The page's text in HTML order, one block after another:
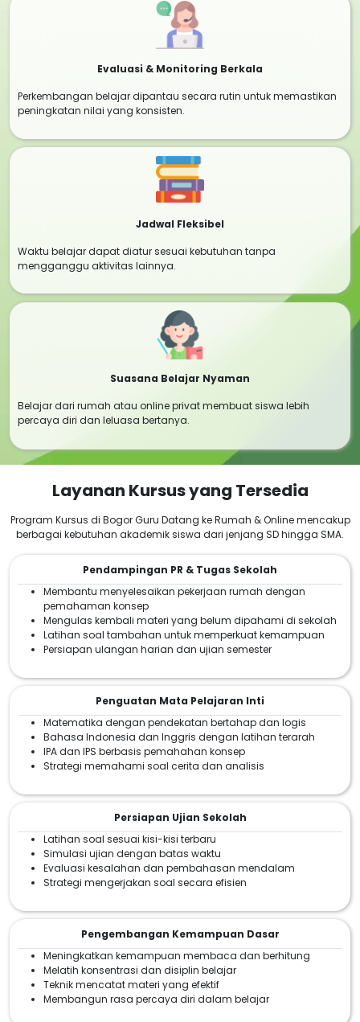
Evaluasi & Monitoring Berkala
Perkembangan belajar dipantau secara rutin untuk memastikan
peningkatan nilai yang konsisten.
Jadwal Fleksibel
Waktu belajar dapat diatur sesuai kebutuhan tanpa
mengganggu aktivitas lainnya.
Suasana Belajar Nyaman
Belajar dari rumah atau online privat membuat siswa lebih
percaya diri dan leluasa bertanya.
Layanan Kursus yang Tersedia
Program Kursus di Bogor Guru Datang ke Rumah & Online mencakup
berbagai kebutuhan akademik siswa dari jenjang SD hingga SMA.
Pendampingan PR & Tugas Sekolah
Membantu menyelesaikan pekerjaan rumah dengan
pemahaman konsep
Mengulas kembali materi yang belum dipahami di sekolah
Latihan soal tambahan untuk memperkuat kemampuan
Persiapan ulangan harian dan ujian semester
Penguatan Mata Pelajaran Inti
Matematika dengan pendekatan bertahap dan logis
Bahasa Indonesia dan Inggris dengan latihan terarah
IPA dan IPS berbasis pemahahan konsep
Strategi memahami soal cerita dan analisis
Persiapan Ujian Sekolah
Latihan soal sesuai kisi-kisi terbaru
Simulasi ujian dengan batas waktu
Evaluasi kesalahan dan pembahasan mendalam
Strategi mengerjakan soal secara efisien
Pengembangan Kemampuan Dasar
Meningkatkan kemampuan membaca dan berhitung
Melatih konsentrasi dan disiplin belajar
Teknik mencatat materi yang efektif
Membangun rasa percaya diri dalam belajar